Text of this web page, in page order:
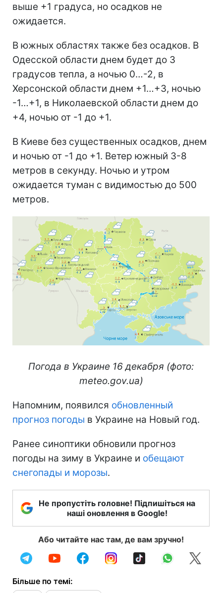
выше +1 градуса, но осадков не
ожидается.
В южных областях также без осадков. В
Одесской области днем будет до 3
градусов тепла, а ночью 0…-2, в
Херсонской области днем +1…+3, ночью
-1…+1, в Николаевской области днем до
+4, ночью от -1 до +1.
В Киеве без существенных осадков, днем
и ночью от -1 до +1. Ветер южный 3-8
метров в секунду. Ночью и утром
ожидается туман с видимостью до 500
метров.
Погода в Украине 16 декабря (фото:
meteo.gov.ua)
Напомним, появился обновленный
прогноз погоды в Украине на Новый год.
Ранее синоптики обновили прогноз
погоды на зиму в Украине и обещают
снегопады и морозы.
Не пропустіть головне! Підпишіться на
наші оновлення в Google!
Або читайте нас там, де вам зручно!
Більше по темі: